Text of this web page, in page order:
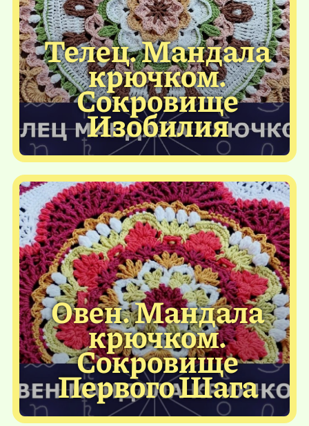
Телец. Мандала
крючком.
Сокровище
Изобилия
Овен. Мандала
крючком.
Сокровище
Первого Шага